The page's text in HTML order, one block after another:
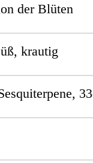
der Blüten
krautig